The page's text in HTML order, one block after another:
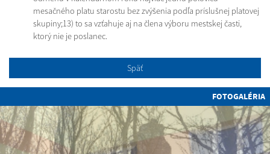
mesačného platu starostu bez zvýšenia podľa príslušnej platovej
skupiny;13) to sa vzťahuje aj na člena výboru mestskej časti,
ktorý nie je poslanec.
Späť
FOTOGALÉRIA